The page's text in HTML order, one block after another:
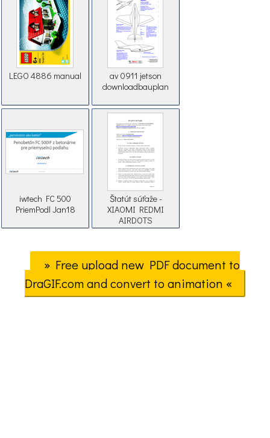
LEGO 4886 manual
av 0911 jetson
downloadbauplan
iwtech FC 500
PriemPodl Jan18
Štatút súťaže -
XIAOMI REDMI
AIRDOTS
» Free upload new PDF document to
DraGIF.com and convert to animation «